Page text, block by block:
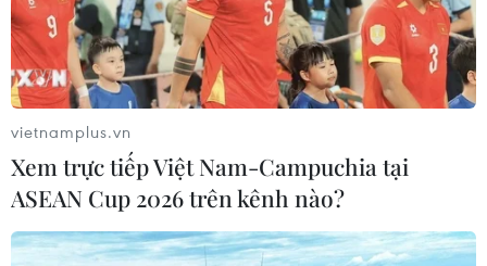
Trung Quốc hoàn thành bản đồ địa
chất mới của toàn bộ Mặt Trăng
07/08/2026 08:52
Những định hướng lớn
trong thực hiện Nghị quyết 57-
07/08/2026 08:18
vietnamplus.vn
Xem trực tiếp Việt Nam-Campuchia tại
ASEAN Cup 2026 trên kênh nào?